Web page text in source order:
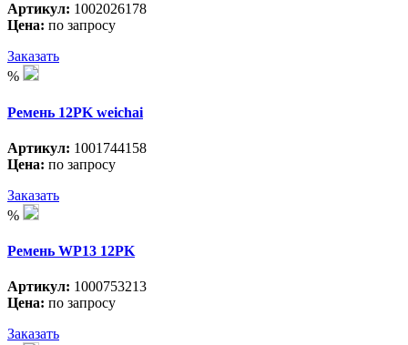
Артикул: 1002026178
Цена: по запросу
Заказать
%
Ремень 12PK weichai
Артикул: 1001744158
Цена: по запросу
Заказать
%
Ремень WP13 12PK
Артикул: 1000753213
Цена: по запросу
Заказать